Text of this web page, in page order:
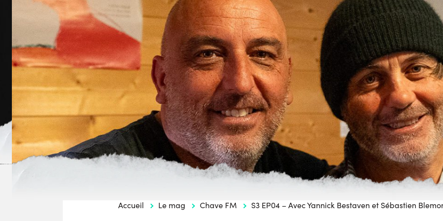
Accueil Le mag Chave FM S3 EP04 – Avec Yannick Bestaven et Sébastien